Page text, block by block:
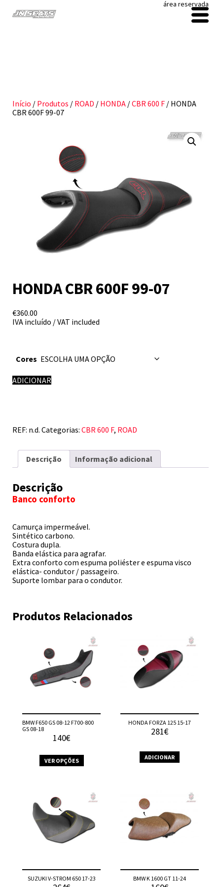
área reservada
Início / Produtos / ROAD / HONDA /CBR 600 F / HONDA
CBR 600F 99-07
HONDA CBR 600F 99-07
€360.00
IVA incluído / VAT included
Cores
Quantidade
07
ADICIONAR
REF: n.d. Categorias: CBR 600 F, ROAD
Descrição Informação adicional
Descrição
Banco conforto
Camurça impermeável.
Sintético carbono.
Costura dupla.
Banda elástica para agrafar.
Extra conforto com espuma poliéster e espuma visco
elástica- condutor / passageiro.
Suporte lombar para o condutor.
Produtos Relacionados
BMW F650 GS 08-12 F700-800
GS 08-18
140€
VER OPÇÕES
multiple
variants.
The
options
may
on
the
HONDA FORZA 125 15-17
281€
ADICIONAR
SUZUKI V-STROM 650 17-23 BMW K 1600 GT 11-24